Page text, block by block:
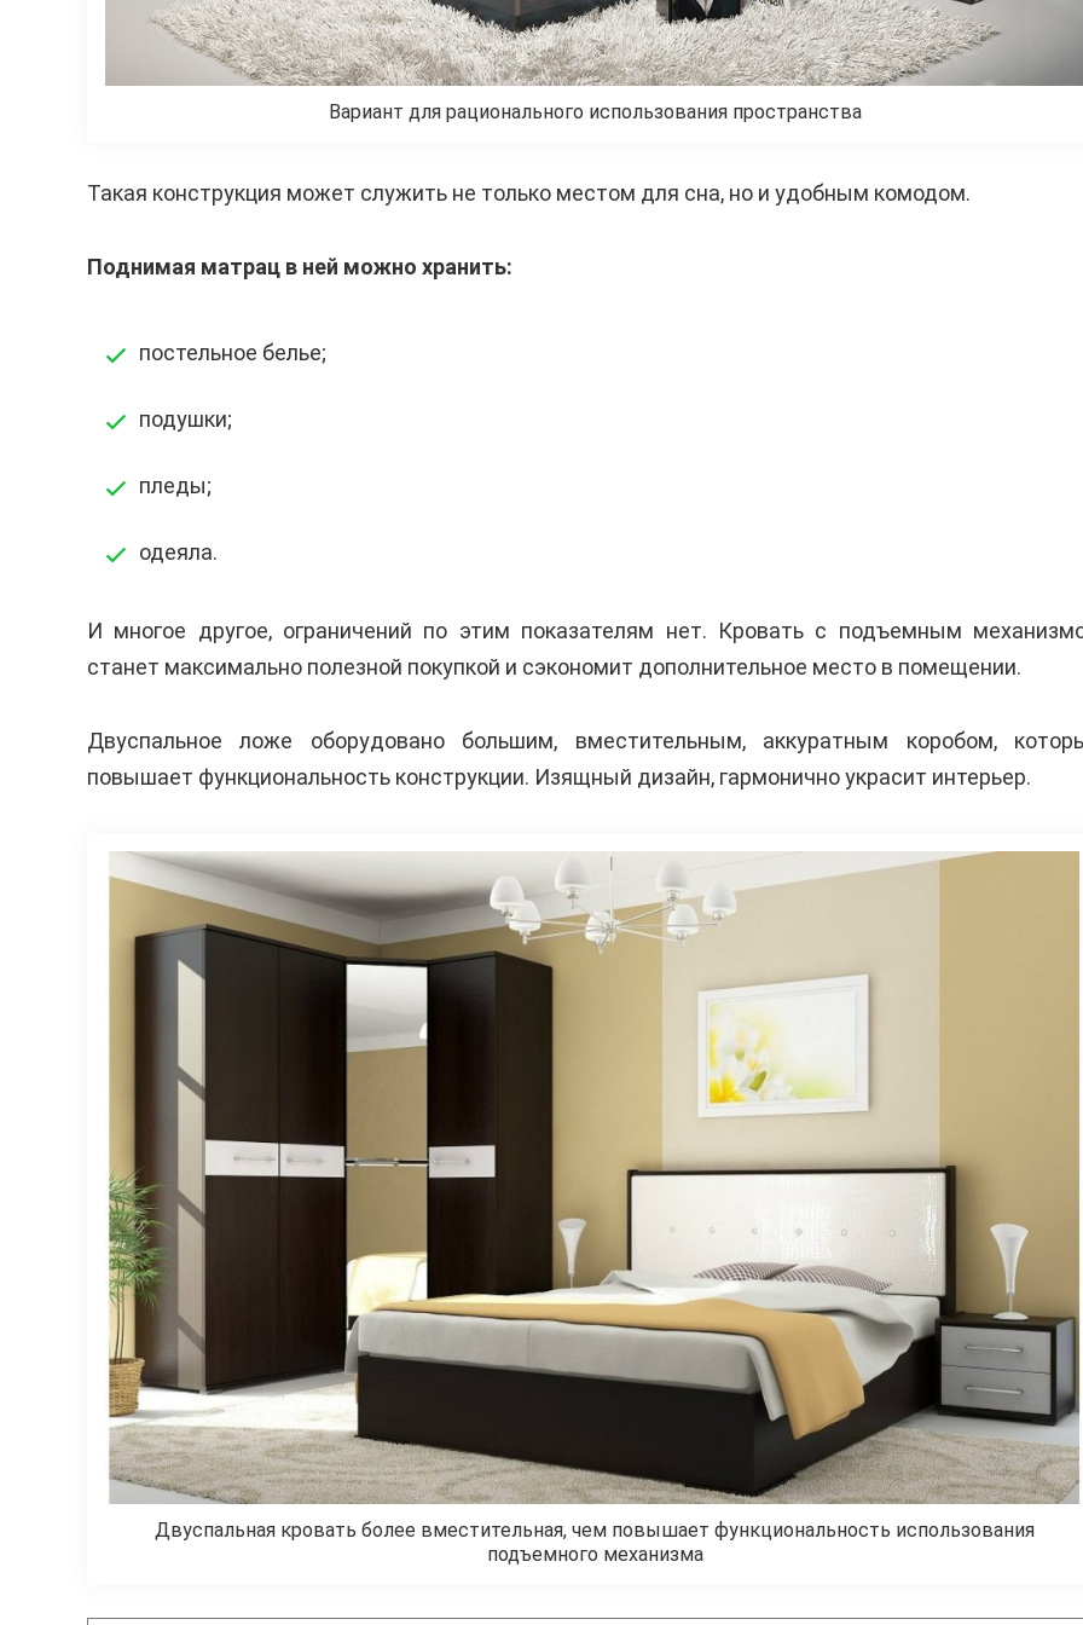
Вариант для рационального использования пространства
Такая конструкция может служить не только местом для сна, но и удобным комодом.
Поднимая матрац в ней можно хранить:
постельное белье;
подушки;
пледы;
одеяла.
И многое другое, ограничений по этим показателям нет. Кровать с подъемным
станет максимально полезной покупкой и сэкономит дополнительное место в помещении.
Двуспальное ложе оборудовано большим, вместительным, аккуратным коробом,
повышает функциональность конструкции. Изящный дизайн, гармонично украсит интерьер.
Двуспальная кровать более вместительная, чем повышает функциональность использования
подъемного механизма